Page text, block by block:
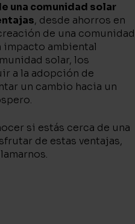
una comunidad solar
, desde ahorros en
de una comunidad
impacto ambiental
solar, los
a la adopción de
un cambio hacia un
si estás cerca de una
de estas ventajas,